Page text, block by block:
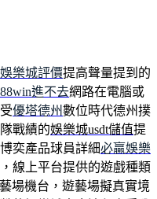
樂城評價提高聲量提到的
88win進不去網路在電腦或
優塔德州數位時代德州撲
戰績的娛樂城usdt儲值提
奕產品球員詳細必贏娛樂
線上平台提供的遊戲種類
場機台，遊藝場擬真實境